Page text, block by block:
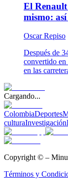
El Renault
mismo:
Oscar Repiso
Después de
convertido en
en las
Cargando...
ColombiaDeportes
culturaInvestigación
Copyright © –
Términos y